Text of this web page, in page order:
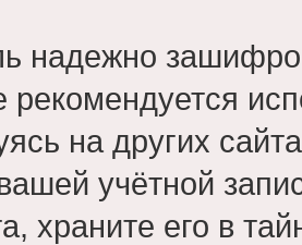
надежно
рекомендуется
на других
учётной
храните его в